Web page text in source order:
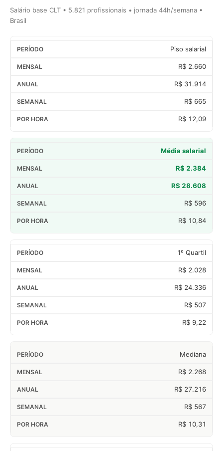
Salário base CLT • 5.821 profissionais • jornada 44h/semana •
Brasil
Piso salarial
R$ 2.660
R$ 31.914
R$ 665
R$ 12,09
Média salarial
R$ 2.384
R$ 28.608
R$ 596
R$ 10,84
1º Quartil
R$ 2.028
R$ 24.336
R$ 507
R$ 9,22
Mediana
R$ 2.268
R$ 27.216
R$ 567
R$ 10,31